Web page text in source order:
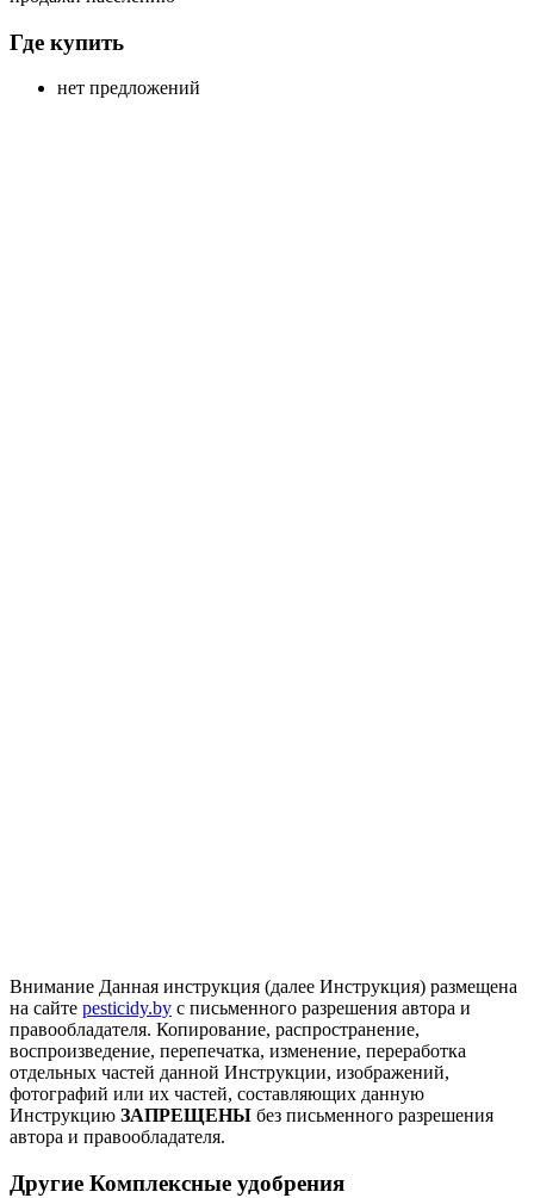
Где купить
нет предложений
Внимание Данная инструкция (далее Инструкция) размещена
на сайте pesticidy.by с письменного разрешения автора и
правообладателя. Копирование, распространение,
воспроизведение, перепечатка, изменение, переработка
отдельных частей данной Инструкции, изображений,
фотографий или их частей, составляющих данную
Инструкцию ЗАПРЕЩЕНЫ без письменного разрешения
автора и правообладателя.
Другие Комплексные удобрения